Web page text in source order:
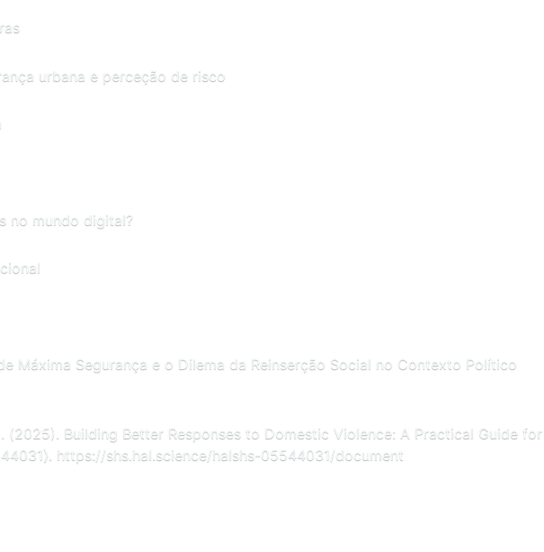
urbana e perceção de risco
no mundo digital?
Máxima Segurança e o Dilema da Reinserção Social no Contexto Político
(2025). Building Better Responses to Domestic Violence: A Practical Guide for
https://shs.hal.science/halshs-05544031/document